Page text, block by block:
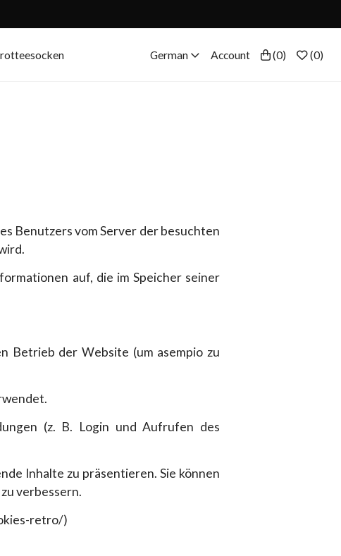
German Account (0) (0)
Benutzers vom Server der besuchten
auf, die im Speicher seiner
Betrieb der Website (um asempio zu
(z. B. Login und Aufrufen des
Inhalte zu präsentieren. Sie können
verbessern.
retro/)